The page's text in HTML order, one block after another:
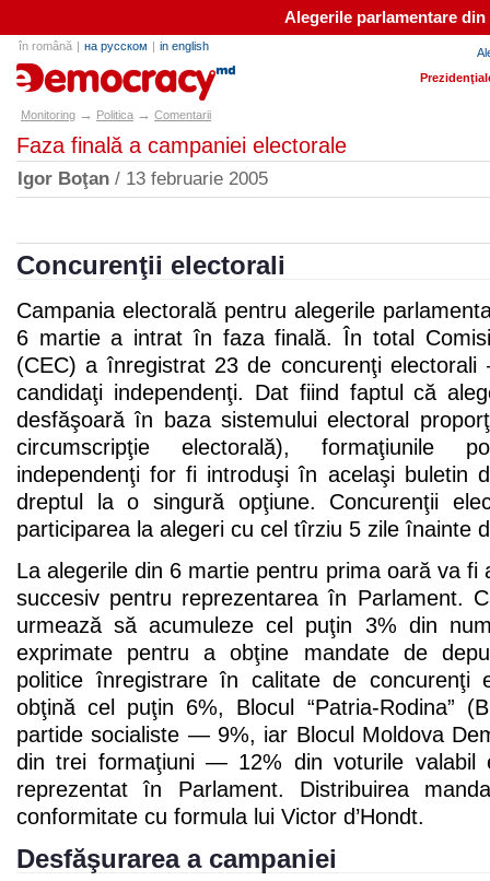
Alegerile parlamentare
în română | на русском | in english
e-democracy.md
Monitoring → Politica → Comentarii
Faza finală a campaniei electorale
Igor Boţan / 13 februarie 2005
Concurenţii electorali
Campania electorală pentru alegerile
6 martie a intrat în faza finală. În total
(CEC) a înregistrat 23 de concurenţi
candidaţi independenţi. Dat fiind faptul că
desfăşoară în baza sistemului electoral
circumscripţie electorală), formaţiunile
independenţi for fi introduşi în acelaşi buletin
dreptul la o singură opţiune. Concurenţii
participarea la alegeri cu cel tîrziu 5 zile înainte
La alegerile din 6 martie pentru prima oară va fi
succesiv pentru reprezentarea în Parlament.
urmează să acumuleze cel puţin 3% din
exprimate pentru a obţine mandate de
politice înregistrare în calitate de concurenţi
obţină cel puţin 6%, Blocul “Patria-Rodina”
partide socialiste — 9%, iar Blocul Moldova
din trei formaţiuni — 12% din voturile valabil
reprezentat în Parlament. Distribuirea
conformitate cu formula lui Victor d’Hondt.
Desfăşurarea a campaniei